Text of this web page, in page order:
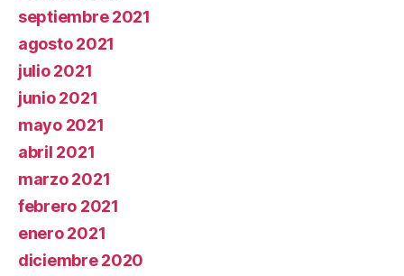
septiembre 2021
agosto 2021
julio 2021
junio 2021
mayo 2021
abril 2021
marzo 2021
febrero 2021
enero 2021
diciembre 2020